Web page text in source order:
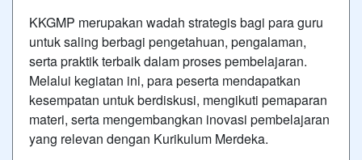
KKGMP merupakan wadah strategis bagi para guru
untuk saling berbagi pengetahuan, pengalaman,
serta praktik terbaik dalam proses pembelajaran.
Melalui kegiatan ini, para peserta mendapatkan
kesempatan untuk berdiskusi, mengikuti pemaparan
materi, serta mengembangkan inovasi pembelajaran
yang relevan dengan Kurikulum Merdeka.